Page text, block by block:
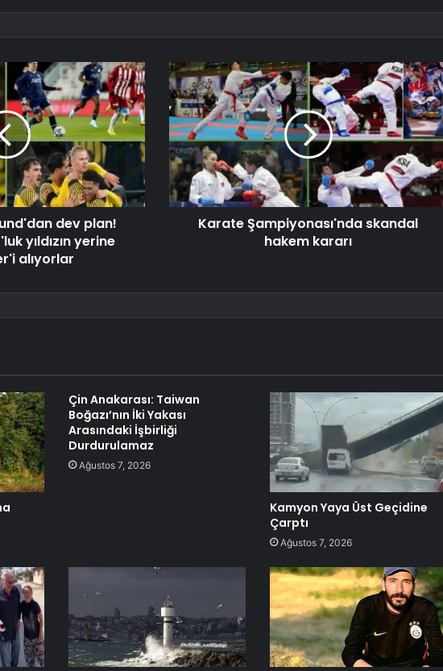
dev plan!
yıldızın yerine
alıyorlar
Karate Şampiyonası'nda skandal
hakem kararı
Çin Anakarası: Taiwan
Boğazı’nın İki Yakası
Arasındaki İşbirliği
Durdurulamaz
Ağustos 7, 2026
Kamyon Yaya Üst Geçidine
Çarptı
Ağustos 7, 2026